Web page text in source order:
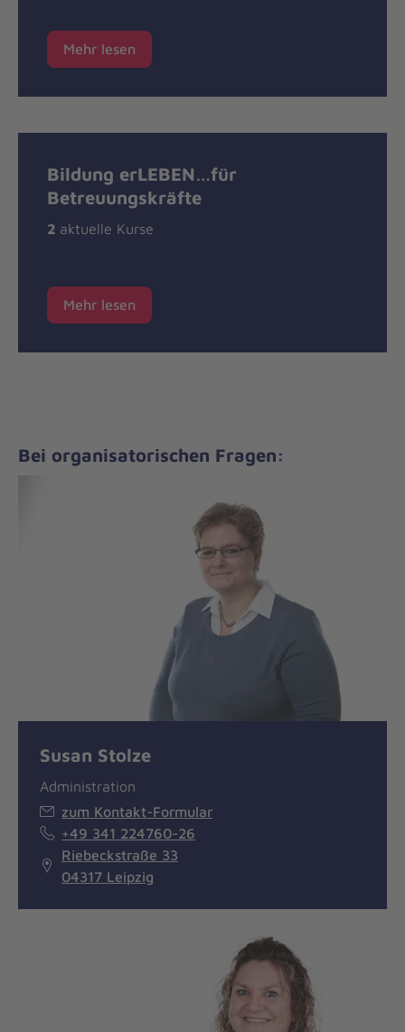
Mehr lesen
Bildung erLEBEN…für
Betreuungskräfte
2 aktuelle Kurse
Mehr lesen
Bei organisatorischen Fragen:
Susan Stolze
Administration
zum Kontakt-Formular
+49 341 224760-26
Riebeckstraße 33
04317 Leipzig